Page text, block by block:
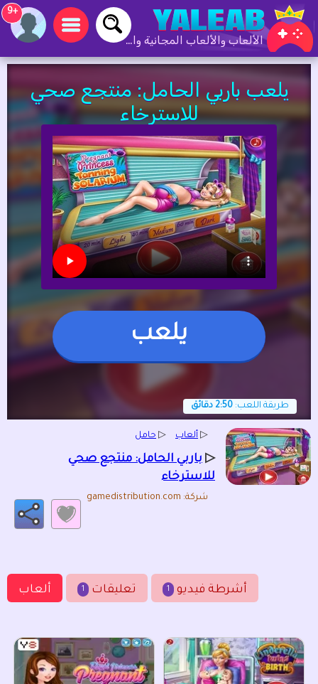
الألعاب والألعاب المجانية والألعاب عبر الإنترنت
+9
يلعب باربي الحامل: منتجع صحي
للاسترخاء
يلعب
طريقة اللعب: 2:50 دقائق
▷ ألعاب ▷ حامل
▷ باربي الحامل: منتجع صحي
للاسترخاء
شركة: gamedistribution.com
ألعاب 1 تعليقات 1 أشرطة فيديو